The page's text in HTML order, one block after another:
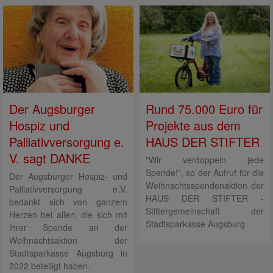
Der Augsburger
Hospiz und
Palliativversorgung e.
V. sagt DANKE
Der Augsburger Hospiz- und
Palliativversorgung e.V.
bedankt sich von ganzem
Herzen bei allen, die sich mit
ihrer Spende an der
Weihnachtsaktion der
Stadtsparkasse Augsburg in
2022 beteiligt haben.
Rund 75.000 Euro für
Projekte aus dem
HAUS DER STIFTER
"Wir verdoppeln jede
Spende!", so der Aufruf für die
Weihnachtsspendenaktion der
HAUS DER STIFTER -
Stiftergemeinschaft der
Stadtsparkasse Augsburg.